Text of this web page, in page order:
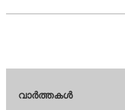
വാര്‍ത്തകള്‍